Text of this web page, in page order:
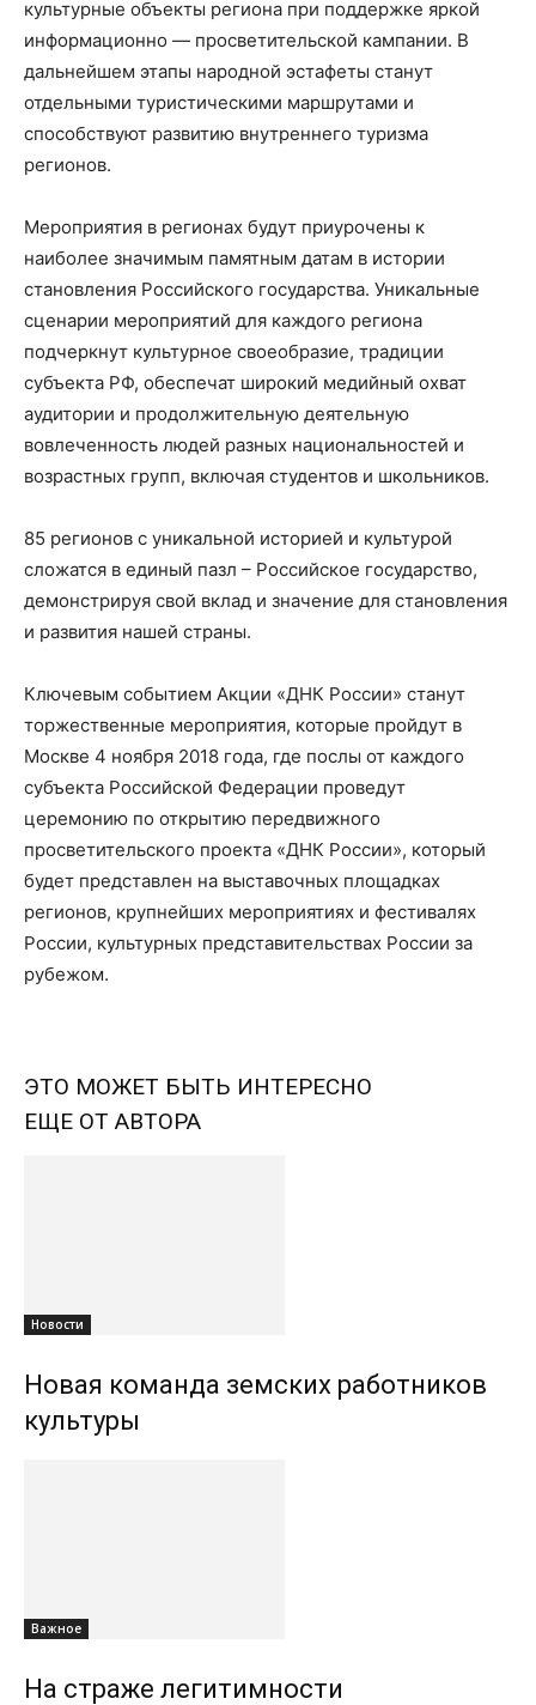
культурные объекты региона при поддержке яркой
информационно — просветительской кампании. В
дальнейшем этапы народной эстафеты станут
отдельными туристическими маршрутами и
способствуют развитию внутреннего туризма
регионов.
Мероприятия в регионах будут приурочены к
наиболее значимым памятным датам в истории
становления Российского государства. Уникальные
сценарии мероприятий для каждого региона
подчеркнут культурное своеобразие, традиции
субъекта РФ, обеспечат широкий медийный охват
аудитории и продолжительную деятельную
вовлеченность людей разных национальностей и
возрастных групп, включая студентов и школьников.
85 регионов с уникальной историей и культурой
сложатся в единый пазл – Российское государство,
демонстрируя свой вклад и значение для становления
и развития нашей страны.
Ключевым событием Акции «ДНК России» станут
торжественные мероприятия, которые пройдут в
Москве 4 ноября 2018 года, где послы от каждого
субъекта Российской Федерации проведут
церемонию по открытию передвижного
просветительского проекта «ДНК России», который
будет представлен на выставочных площадках
регионов, крупнейших мероприятиях и фестивалях
России, культурных представительствах России за
рубежом.
ЭТО МОЖЕТ БЫТЬ ИНТЕРЕСНО
ЕЩЕ ОТ АВТОРА
Новости
Новая команда земских работников
культуры
Важное
На страже легитимности